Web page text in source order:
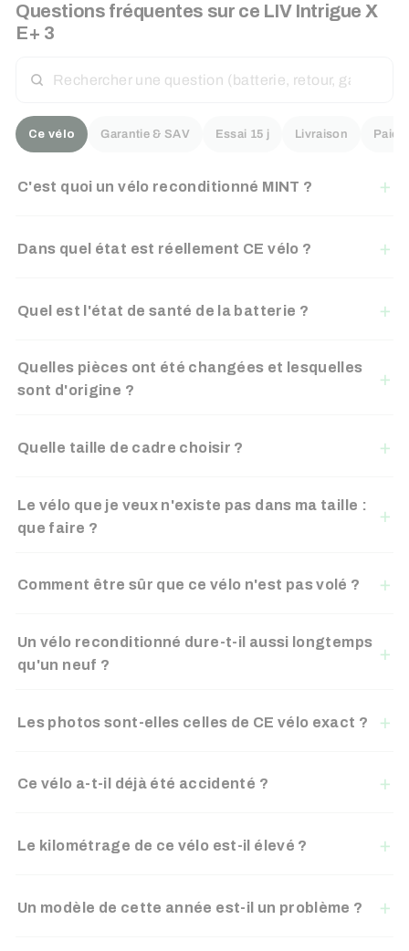
Questions fréquentes sur ce LIV Intrigue X
E+ 3
UNE
Ce vélo Garantie & SAV Essai 15 j Livraison
C'est quoi un vélo reconditionné MINT ?
Dans quel état est réellement CE vélo ?
Quel est l'état de santé de la batterie ?
Quelles pièces ont été changées et lesquelles
sont d'origine ?
Quelle taille de cadre choisir ?
Le vélo que je veux n'existe pas dans ma taille :
que faire ?
Comment être sûr que ce vélo n'est pas volé ?
Un vélo reconditionné dure-t-il aussi longtemps
qu'un neuf ?
Les photos sont-elles celles de CE vélo exact ?
Ce vélo a-t-il déjà été accidenté ?
Le kilométrage de ce vélo est-il élevé ?
Un modèle de cette année est-il un problème ?